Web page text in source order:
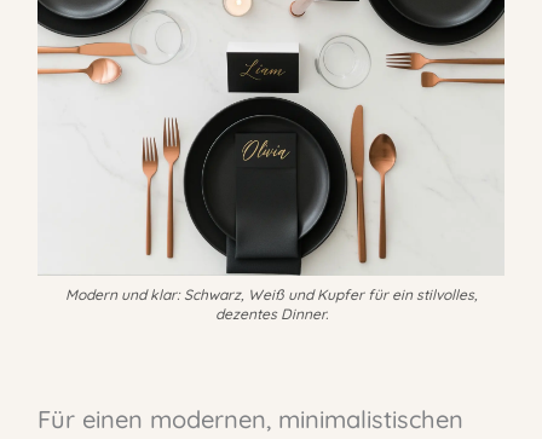
Modern und klar: Schwarz, Weiß und Kupfer für ein stilvolles,
dezentes Dinner.
Für einen modernen, minimalistischen